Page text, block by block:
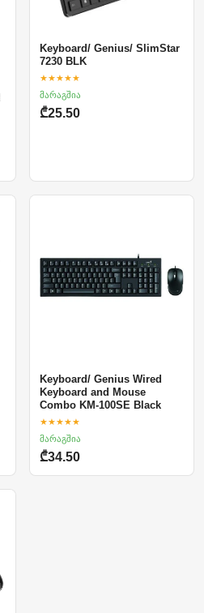
Keyboard/ Genius/ SlimStar
7230 BLK
★★★★★
მარაგშია
₾25.50
Keyboard/ Genius Wired
Keyboard and Mouse
Combo KM-100SE Black
★★★★★
მარაგშია
₾34.50